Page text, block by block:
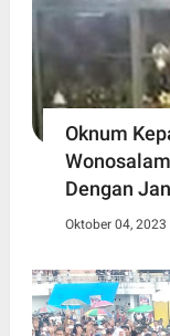
Oknum
Dengan
Oktober 04, 2023